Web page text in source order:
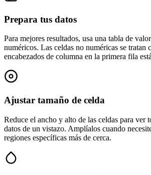
Prepara tus datos
Para mejores resultados, usa una tabla de
numéricos. Las celdas no numéricas se tratan
encabezados de columna en la primera fila
Ajustar tamaño de celda
Reduce el ancho y alto de las celdas para ver
datos de un vistazo. Amplíalos cuando
regiones específicas más de cerca.